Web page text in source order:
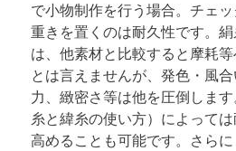
で小物制作を行う場合。チェッ
重きを置くのは耐久性です。
は、他素材と比較すると摩耗等
とは言えませんが、発色・風
力、緻密さ等は他を圧倒しま
糸と緯糸の使い方）によって
高めることも可能です。さら